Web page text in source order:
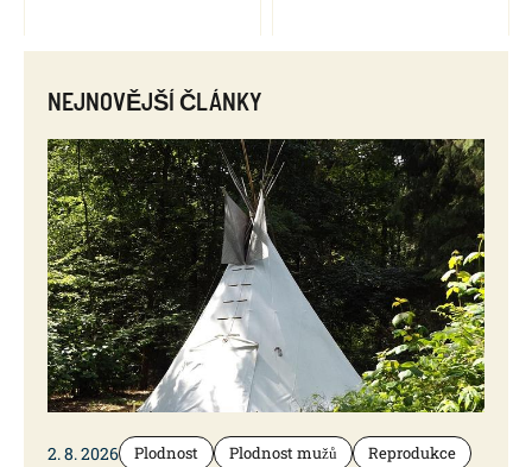
NEJNOVĚJŠÍ ČLÁNKY
2. 8. 2026 Plodnost Plodnost mužů Reprodukce